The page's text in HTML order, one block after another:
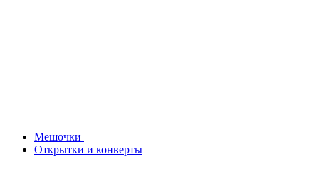
Мешочки
Открытки и конверты